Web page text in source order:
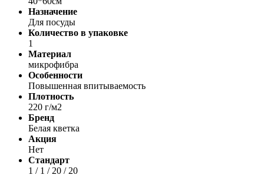
Назначение
Для посуды
Количество в упаковке
1
Материал
микрофибра
Особенности
Повышенная впитываемость
Плотность
220 г/м2
Бренд
Белая кветка
Акция
Нет
Стандарт
1 / 1 / 20 / 20